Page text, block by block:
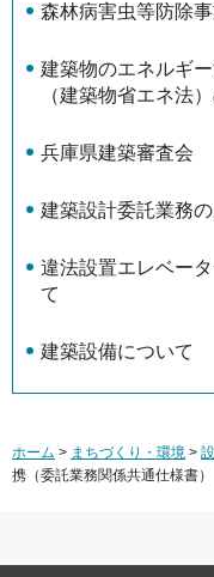
森林病害虫等防除
建築物のエネルギ
（建築物省エネ法
兵庫県建築審査会
建築設計委託業務
違法設置エレベー
て
建築設備について
ホーム > まちづくり・環境 >
携（委託業務関係共通仕様書）